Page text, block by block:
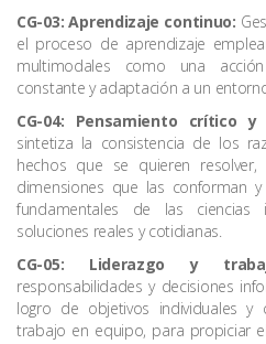
CG-03: Aprendizaje continuo:
el proceso de aprendizaje
multimodales como una
constante y adaptación a un
CG-04: Pensamiento crítico y
sintetiza la consistencia de los
hechos que se quieren resolver,
dimensiones que las conforman
fundamentales de las ciencias
soluciones reales y cotidianas.
CG-05: Liderazgo y
responsabilidades y decisiones
logro de objetivos individuales y
trabajo en equipo, para propiciar